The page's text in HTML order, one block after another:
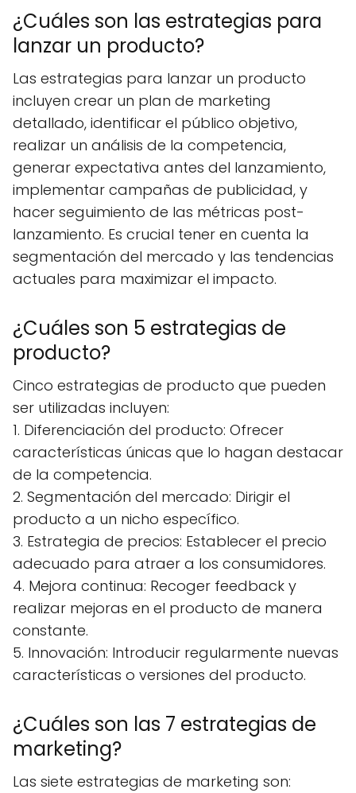
¿Cuáles son las estrategias para
lanzar un producto?
Las estrategias para lanzar un producto
incluyen crear un plan de marketing
detallado, identificar el público objetivo,
realizar un análisis de la competencia,
generar expectativa antes del lanzamiento,
implementar campañas de publicidad, y
hacer seguimiento de las métricas post-
lanzamiento. Es crucial tener en cuenta la
segmentación del mercado y las tendencias
actuales para maximizar el impacto.
¿Cuáles son 5 estrategias de
producto?
Cinco estrategias de producto que pueden
ser utilizadas incluyen:
1. Diferenciación del producto: Ofrecer
características únicas que lo hagan destacar
de la competencia.
2. Segmentación del mercado: Dirigir el
producto a un nicho específico.
3. Estrategia de precios: Establecer el precio
adecuado para atraer a los consumidores.
4. Mejora continua: Recoger feedback y
realizar mejoras en el producto de manera
constante.
5. Innovación: Introducir regularmente nuevas
características o versiones del producto.
¿Cuáles son las 7 estrategias de
marketing?
Las siete estrategias de marketing son: